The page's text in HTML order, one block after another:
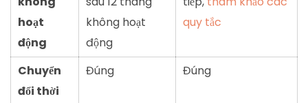
hoạt
động
không hoạt
động
quy tắc
Chuyển
đổi thời
Đúng Đúng